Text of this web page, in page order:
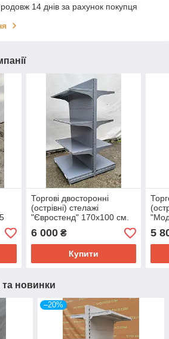
14 днів за рахунок покупця
Торгові двосторонні
(острівні) стелажі
"Євростенд" 170х100 см.
Б/у
6 000₴
Купити
см.
5
та новинки
–20%